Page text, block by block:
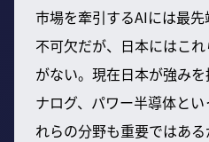
市場を牽引するAIには最
不可欠だが、日本にはこ
がない。現在日本が強み
ナログ、パワー半導体と
れらの分野も重要ではあ